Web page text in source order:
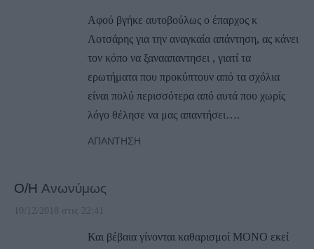
Αφού βγήκε αυτοβούλως ο έπαρχος κ
Λοτσάρης για την αναγκαία απάντηση, ας κάνει
τον κόπο να ξανααπαντησει , γιατί τα
ερωτήματα που προκύπτουν από τα σχόλια
είναι πολύ περισσότερα από αυτά που χωρίς
λόγο θέλησε να μας απαντήσει….
ΑΠΆΝΤΗΣΗ
Ο/Η Ανωνύμως
10/12/2018 στις 22:41
Και βέβαια γίνονται καθαρισμοί ΜΟΝΟ εκεί